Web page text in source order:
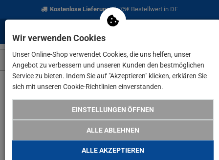
Kostenlose Lieferungab 75€ Bestellwert in DE
Unser Produktsortiment an
Motorgeräten
Wir verwenden Cookies
Unser Online-Shop verwendet Cookies, die uns helfen, unser
Angebot zu verbessern und unseren Kunden den bestmöglichen
Service zu bieten. Indem Sie auf "Akzeptieren" klicken, erklären Sie
sich mit unseren Cookie-Richtlinien einverstanden.
EINSTELLUNGEN ÖFFNEN
ALLE ABLEHNEN
ALLE AKZEPTIEREN